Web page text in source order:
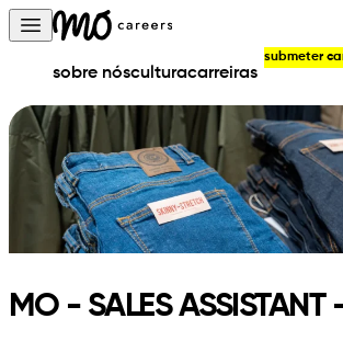
Skip to content
Open main menu
sobre nósculturacarreiras
submeter
MO - SALES ASSISTANT